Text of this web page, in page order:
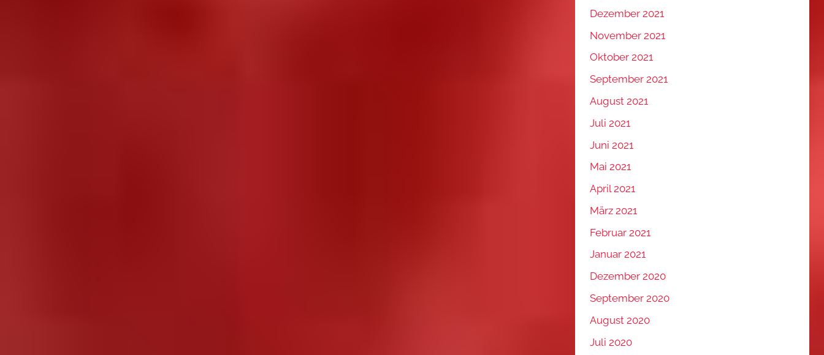
Dezember 2021
November 2021
Oktober 2021
September 2021
August 2021
Juli 2021
Juni 2021
Mai 2021
April 2021
März 2021
Februar 2021
Januar 2021
Dezember 2020
September 2020
August 2020
Juli 2020